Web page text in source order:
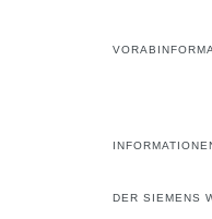
DER SIEMENS